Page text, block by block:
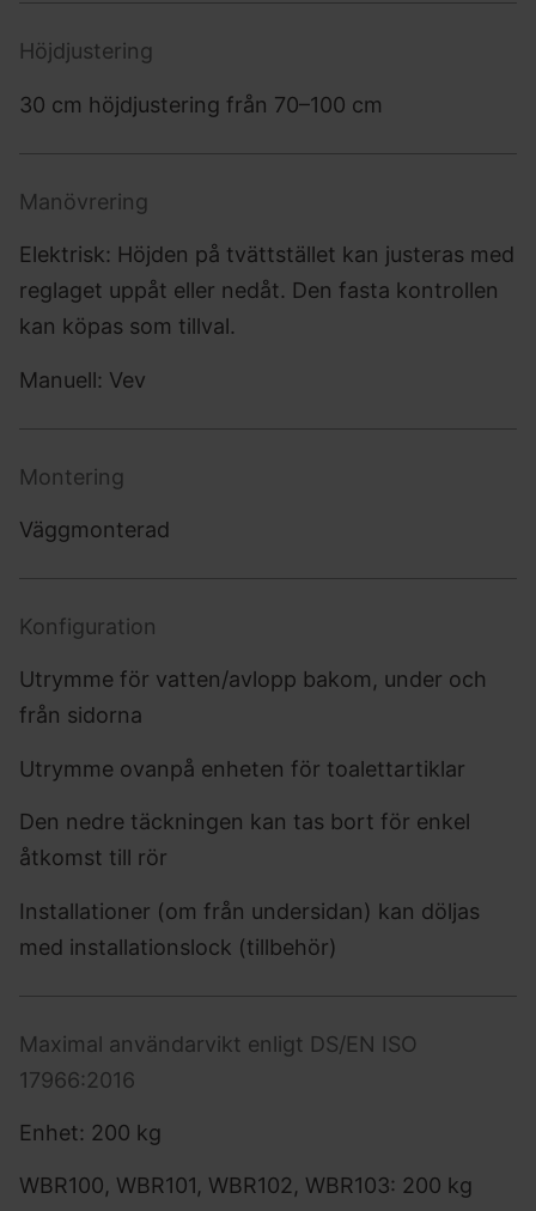
Höjdjustering
30 cm höjdjustering från 70–100 cm
Manövrering
Elektrisk: Höjden på tvättstället kan justeras med
reglaget uppåt eller nedåt. Den fasta kontrollen
kan köpas som tillval.
Manuell: Vev
Montering
Väggmonterad
Konfiguration
Utrymme för vatten/avlopp bakom, under och
från sidorna
Utrymme ovanpå enheten för toalettartiklar
Den nedre täckningen kan tas bort för enkel
åtkomst till rör
Installationer (om från undersidan) kan döljas
med installationslock (tillbehör)
Maximal användarvikt enligt DS/EN ISO
17966:2016
Enhet: 200 kg
WBR100, WBR101, WBR102, WBR103: 200 kg